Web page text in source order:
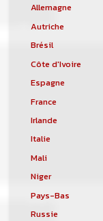
Allemagne
Autriche
Brésil
Côte d'Ivoire
Espagne
France
Irlande
Italie
Mali
Niger
Pays-Bas
Russie